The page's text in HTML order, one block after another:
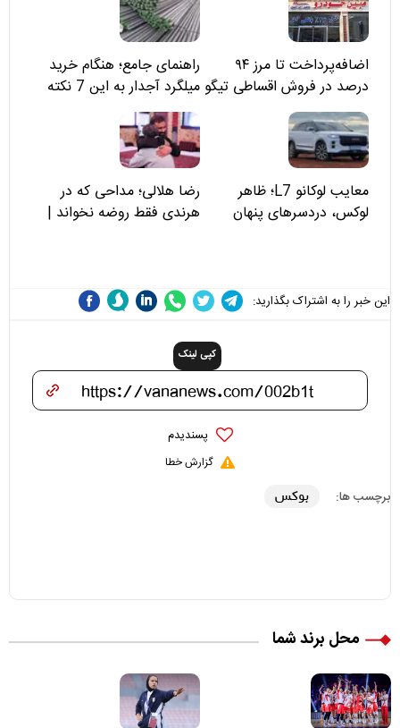
اضافه‌پرداخت تا مرز ۹۴
درصد در فروش اقساطی تیگو
۸؛ مسئولان «مبین خودرو» را
نمی‌بینند؟
راهنمای جامع؛ هنگام خرید
میلگرد آجدار به این 7 نکته
توجه کنید
معایب لوکانو L7؛ ظاهر
لوکس، دردسرهای پنهان
رضا هلالی؛ مداحی که در
هرندی فقط روضه نخواند |
این خبر را به اشتراک بگذارید:
کپی لینک
پسندیدم
گزارش خطا
برچسب ها: بوکس
محل برند شما